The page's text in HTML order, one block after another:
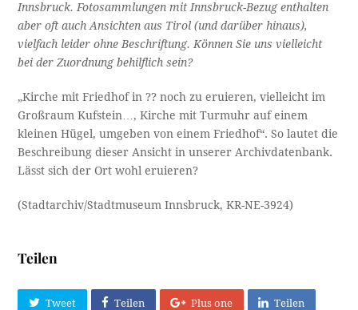
Innsbruck. Fotosammlungen mit Innsbruck-Bezug enthalten
aber oft auch Ansichten aus Tirol (und darüber hinaus),
vielfach leider ohne Beschriftung. Können Sie uns vielleicht
bei der Zuordnung behilflich sein?
„Kirche mit Friedhof in ?? noch zu eruieren, vielleicht im
Großraum Kufstein…, Kirche mit Turmuhr auf einem
kleinen Hügel, umgeben von einem Friedhof“. So lautet die
Beschreibung dieser Ansicht in unserer Archivdatenbank.
Lässt sich der Ort wohl eruieren?
(Stadtarchiv/Stadtmuseum Innsbruck, KR-NE-3924)
Teilen
Tweet Teilen Plus one Teilen